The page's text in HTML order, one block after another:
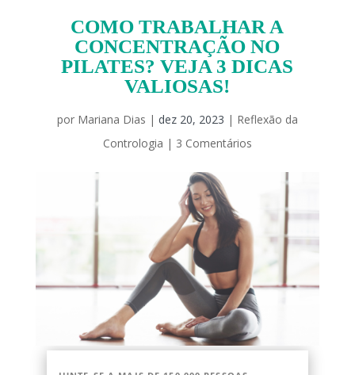
COMO TRABALHAR A
CONCENTRAÇÃO NO
PILATES? VEJA 3 DICAS
VALIOSAS!
por Mariana Dias | dez 20, 2023 | Reflexão da
Contrologia | 3 Comentários